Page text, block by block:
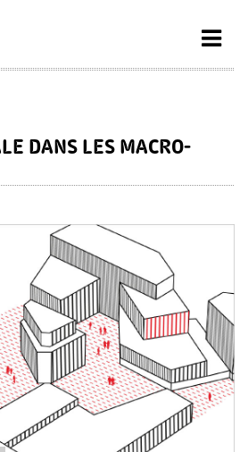
DANS LES MACRO-